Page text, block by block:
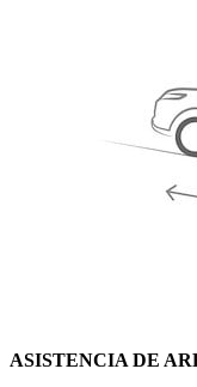
ASISTENCIA DE